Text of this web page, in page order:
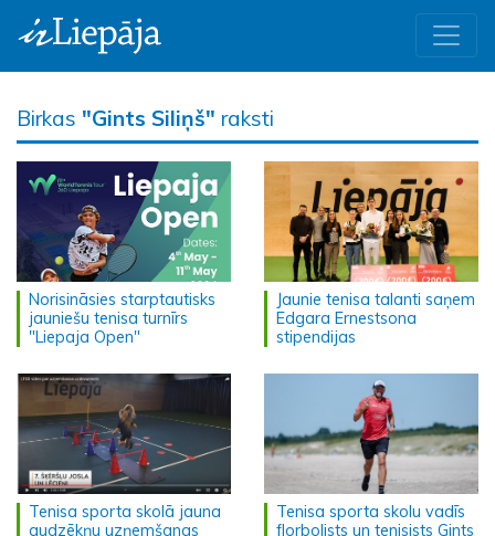
Birkas "Gints Siliņš" raksti
Norisināsies starptautisks
jauniešu tenisa turnīrs
"Liepaja Open"
Jaunie tenisa talanti saņem
Edgara Ernestsona
stipendijas
Tenisa sporta skolā jauna
audzēkņu uzņemšanas
Tenisa sporta skolu vadīs
florbolists un tenisists Gints